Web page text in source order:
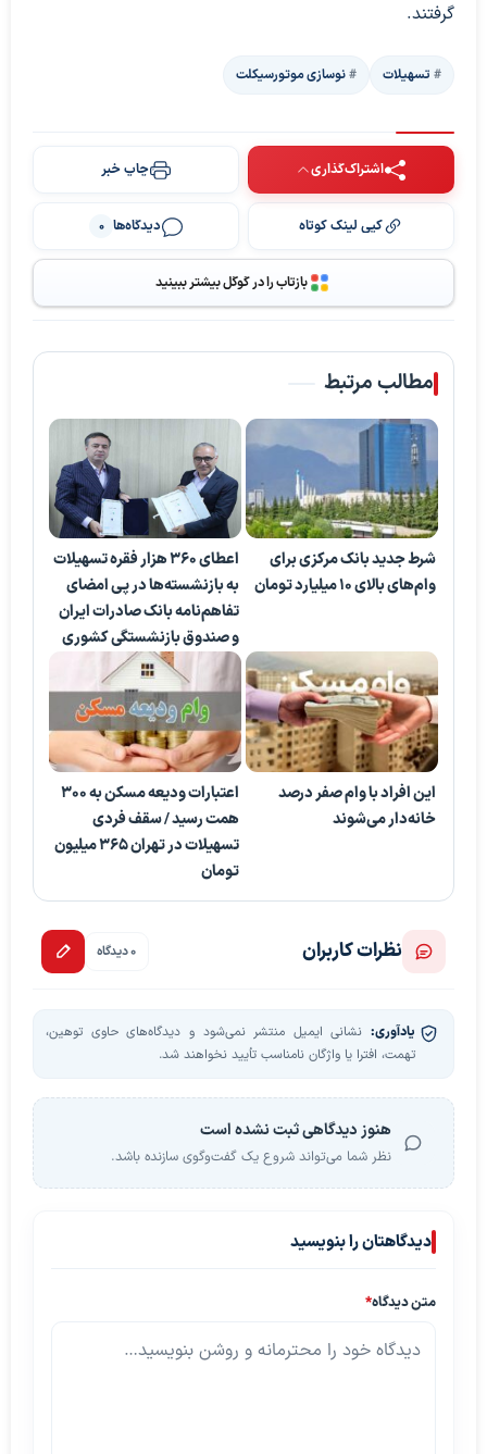
گرفتند.
تسهیلات نوسازی موتورسیکلت‌
اشتراک‌گذاری چاپ خبر
کپی لینک کوتاه دیدگاه‌ها 0
بازتاب را در گوگل بیشتر ببینید
مطالب مرتبط
شرط جدید بانک مرکزی برای
وام‌های بالای ۱۰ میلیارد تومان
اعطای ۳۶۰ هزار فقره تسهیلات
به بازنشسته‌ها در پی امضای
تفاهم‌نامه بانک صادرات ایران
و صندوق بازنشستگی کشوری
این افراد با وام صفر درصد
خانه‌دار می‌شوند
اعتبارات ودیعه مسکن به ۳۰۰
همت رسید / سقف فردی
تسهیلات در تهران ۳۶۵ میلیون
تومان
نظرات کاربران 0 دیدگاه
یادآوری: نشانی ایمیل منتشر نمی‌شود و دیدگاه‌های حاوی توهین،
تهمت، افترا یا واژگان نامناسب تأیید نخواهند شد.
هنوز دیدگاهی ثبت نشده است
نظر شما می‌تواند شروع یک گفت‌وگوی سازنده باشد.
دیدگاهتان را بنویسید
متن دیدگاه*